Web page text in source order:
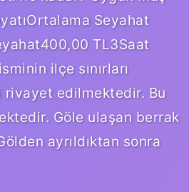
Seyahat
TL3Saat
ilçe sınırları
rivayet edilmektedir. Bu
Göle ulaşan berrak
ayrıldıktan sonra